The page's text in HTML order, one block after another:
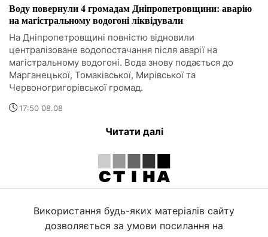
Воду повернули 4 громадам Дніпропетровщини: аварію
на магістральному водогоні ліквідували
На Дніпропетровщині повністю відновили
централізоване водопостачання після аварії на
магістральному водогоні. Вода знову подається до
Марганецької, Томаківської, Мирівської та
Червоногригорівської громад.
17:50 08.08
Читати далі
Використання будь-яких матеріалів сайту
дозволяється за умови посилання на